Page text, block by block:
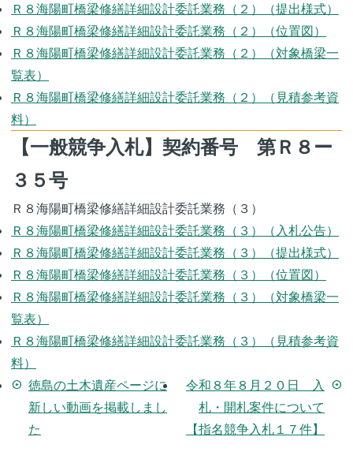
Ｒ８海陽町橋梁修繕詳細設計委託業務（２）（提出様式）
Ｒ８海陽町橋梁修繕詳細設計委託業務（２）（位置図）
Ｒ８海陽町橋梁修繕詳細設計委託業務（２）（対象橋梁一
覧表）
Ｒ８海陽町橋梁修繕詳細設計委託業務（２）（見積参考資
料）
【一般競争入札】契約番号 第Ｒ８ー
３５号
Ｒ８海陽町橋梁修繕詳細設計委託業務（３）
Ｒ８海陽町橋梁修繕詳細設計委託業務（３）（入札公告）
Ｒ８海陽町橋梁修繕詳細設計委託業務（３）（提出様式）
Ｒ８海陽町橋梁修繕詳細設計委託業務（３）（位置図）
Ｒ８海陽町橋梁修繕詳細設計委託業務（３）（対象橋梁一
覧表）
Ｒ８海陽町橋梁修繕詳細設計委託業務（３）（見積参考資
料）
arrow_circle_left 徳島の土木遺産ページに
新しい動画を掲載しまし
た
令和８年８月２０日 入
札・開札案件について
【指名競争入札１７件】
arrow_circle_right